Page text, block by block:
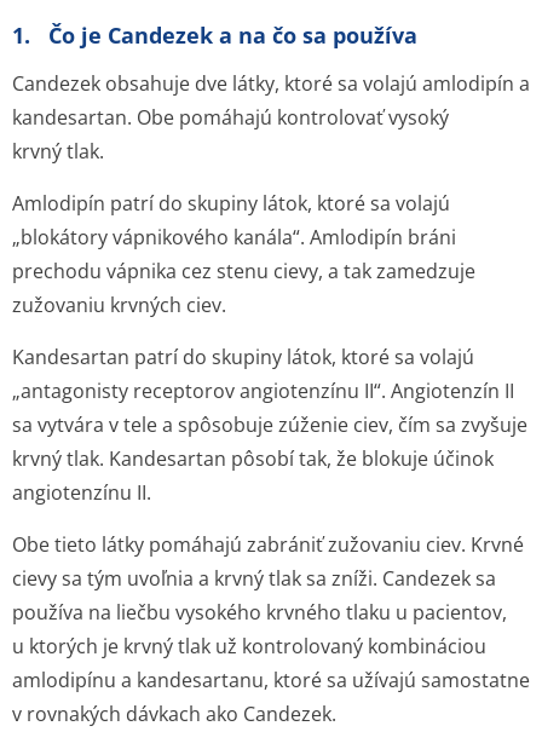
1. Čo je Candezek a na čo sa používa
Candezek obsahuje dve látky, ktoré sa volajú amlodipín a
kandesartan. Obe pomáhajú kontrolovať vysoký
krvný tlak.
Amlodipín patrí do skupiny látok, ktoré sa volajú
„blokátory vápnikového kanála“. Amlodipín bráni
prechodu vápnika cez stenu cievy, a tak zamedzuje
zužovaniu krvných ciev.
Kandesartan patrí do skupiny látok, ktoré sa volajú
„antagonisty receptorov angiotenzínu II“. Angiotenzín II
sa vytvára v tele a spôsobuje zúženie ciev, čím sa zvyšuje
krvný tlak. Kandesartan pôsobí tak, že blokuje účinok
angiotenzínu II.
Obe tieto látky pomáhajú zabrániť zužovaniu ciev. Krvné
cievy sa tým uvoľnia a krvný tlak sa zníži. Candezek sa
používa na liečbu vysokého krvného tlaku u pacientov,
u ktorých je krvný tlak už kontrolovaný kombináciou
amlodipínu a kandesartanu, ktoré sa užívajú samostatne
v rovnakých dávkach ako Candezek.